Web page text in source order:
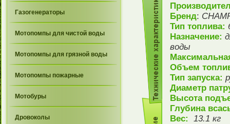
Газогенераторы
Мотопомпы для чистой воды
Мотопомпы для грязной воды
Мотопомпы пожарные
Мотобуры
Дровоколы
Бренд:
Тип топлива:
Назначение:
воды
Объем
Тип запуска:
Диаметр
Высота
Глубина
Вес: 13.1 кг